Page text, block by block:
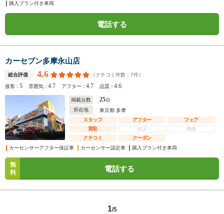
購入プラン付き車両
電話する
カーセブン多摩永山店
総合評価 4.6 （クチコミ件数： 7件）
接客：5 雰囲気：4.7 アフター：4.7 品質：4.6
掲載台数 25台
所在地
東京都 多摩
スタッフ
アフター
フェア
買取
保証
整備
クチコミ
クーポン
カーセンサーアフター保証車
カーセンサー認定車 購入プラン付き車両
無
料
電話する
1/5